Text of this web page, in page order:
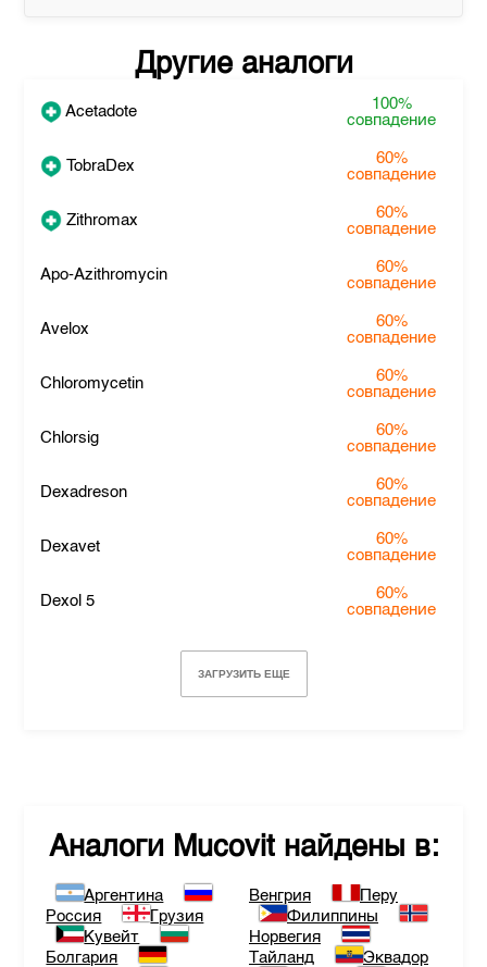
Другие аналоги
Acetadote
100%
совпадение
TobraDex
60%
совпадение
Zithromax
60%
совпадение
Apo-Azithromycin
60%
совпадение
Avelox
60%
совпадение
Chloromycetin
60%
совпадение
Chlorsig
60%
совпадение
Dexadreson
60%
совпадение
Dexavet
60%
совпадение
Dexol 5
60%
совпадение
ЗАГРУЗИТЬ ЕЩЕ
Аналоги Mucovitнайдены в:
Аргентина
Россия
Грузия
Кувейт
Болгария
Венгрия
Перу
Филиппины
Норвегия
Тайланд
Эквадор